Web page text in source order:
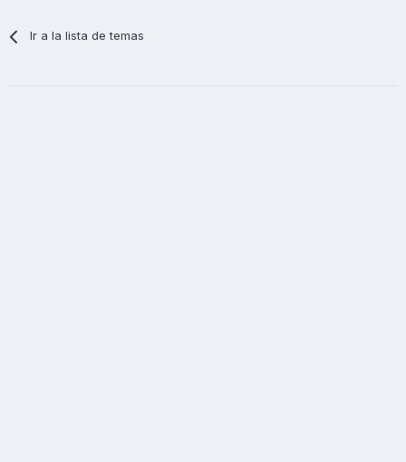
Ir a la lista de temas